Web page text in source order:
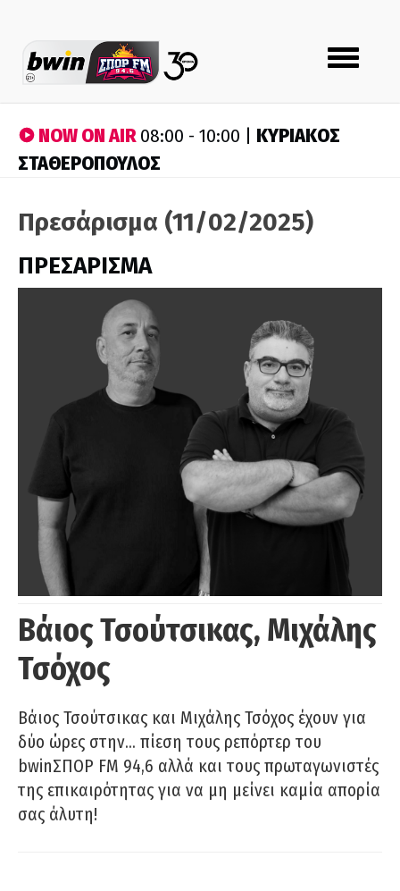
Toggle
navigation
NOW ON AIR08:00 - 10:00 | ΚΥΡΙΑΚΟΣ
ΣΤΑΘΕΡΟΠΟΥΛΟΣ
Πρεσάρισμα (11/02/2025)
ΠΡΕΣΑΡΙΣΜΑ
Βάιος Τσούτσικας, Μιχάλης
Τσόχος
Βάιος Τσούτσικας και Μιχάλης Τσόχος έχουν για
δύο ώρες στην… πίεση τους ρεπόρτερ του
bwinΣΠΟΡ FM 94,6 αλλά και τους πρωταγωνιστές
της επικαιρότητας για να μη μείνει καμία απορία
σας άλυτη!